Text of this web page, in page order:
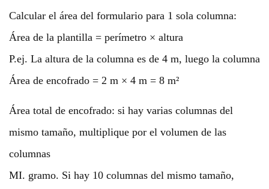
Calcular el área del formulario para 1 sola columna:
Área de la plantilla = perímetro × altura
P.ej. La altura de la columna es de 4 m, luego la columna
Área de encofrado = 2 m × 4 m = 8 m²
Área total de encofrado: si hay varias columnas del
mismo tamaño, multiplique por el volumen de las
columnas
MI. gramo. Si hay 10 columnas del mismo tamaño,